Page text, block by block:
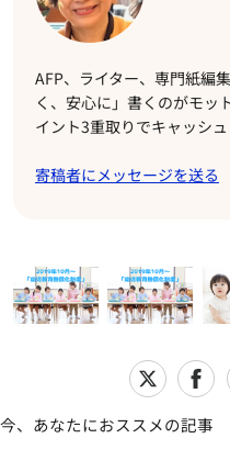
AFP、ライター、専門紙編
く、安心に」書くのがモッ
イント3重取りでキャッシ
寄稿者にメッセージを送る
今、あなたにおススメの記事